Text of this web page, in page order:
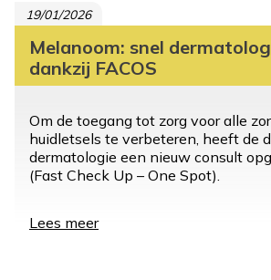
19/01/2026
Melanoom: snel
dankzij FACOS
Om de toegang tot zorg voor alle
huidletsels te verbeteren, heeft de
dermatologie een nieuw consult
(Fast Check Up – One Spot).
Lees meerover